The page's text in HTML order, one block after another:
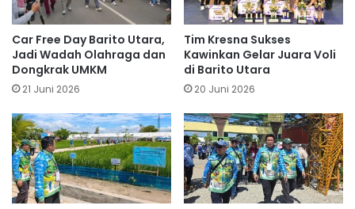
Car Free Day Barito Utara,
Jadi Wadah Olahraga dan
Dongkrak UMKM
21 Juni 2026
Tim Kresna Sukses
Kawinkan Gelar Juara Voli
di Barito Utara
20 Juni 2026